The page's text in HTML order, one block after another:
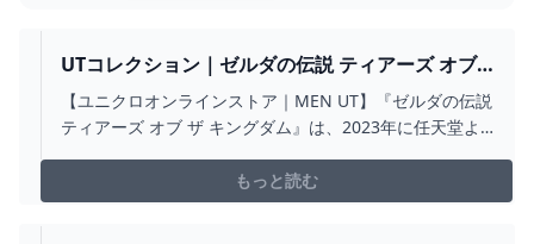
UTコレクション｜ゼルダの伝説 ティアーズ オブ
ザ キングダム｜MEN（メンズ）
【ユニクロオンラインストア｜MEN UT】『ゼルダの伝説
ティアーズ オブ ザ キングダム』は、2023年に任天堂よ
の壮大な世界観や個性あふれるキャラクター、心に残る
シーンやセリフをＴシャツとして表現しデザインに落と
もっと読む